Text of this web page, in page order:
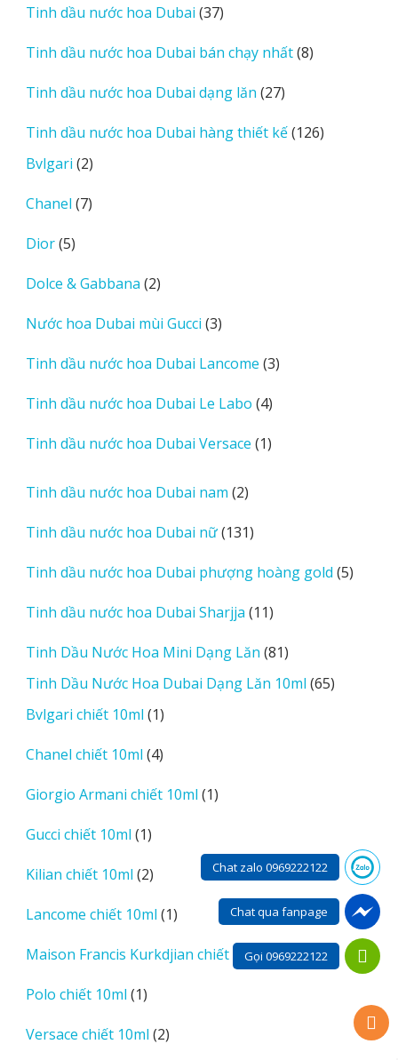
Tinh dầu nước hoa Dubai 3737
phẩm
Tinh dầu nước hoa Dubai bán chạy nhất 88
Tinh dầu nước hoa Dubai dạng lăn 2727
phẩm
Tinh dầu nước hoa Dubai hàng thiết kế 126126
Bvlgari 22
phẩm
Chanel 77
Dior 55
phẩm
Dolce & Gabbana 22
phẩm
Nước hoa Dubai mùi Gucci 33
phẩm
Tinh dầu nước hoa Dubai Lancome 33
Tinh dầu nước hoa Dubai Le Labo 44
phẩm
Tinh dầu nước hoa Dubai Versace 11
Tinh dầu nước hoa Dubai nam 22
phẩm
Tinh dầu nước hoa Dubai nữ 131131
phẩm
Tinh dầu nước hoa Dubai phượng hoàng gold 55
Tinh dầu nước hoa Dubai Sharjja 1111
phẩm
Tinh Dầu Nước Hoa Mini Dạng Lăn 8181
sản
phẩm
Tinh Dầu Nước Hoa Dubai Dạng Lăn 10ml 6565
Bvlgari chiết 10ml 11
phẩm
Chanel chiết 10ml 44
phẩm
Giorgio Armani chiết 10ml 11
Gucci chiết 10ml 11
phẩm
Kilian chiết 10ml 22
phẩm
Lancome chiết 10ml 11
phẩm
Maison Francis Kurkdjian chiết 10ml 22
sản
Polo chiết 10ml 11
phẩm
Versace chiết 10ml 22
Chat zalo 0969222122
Chat qua fanpage
Gọi 0969222122